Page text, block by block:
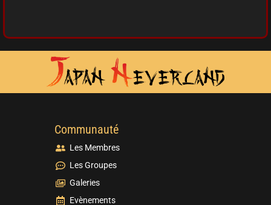
Communauté
Les Membres
Les Groupes
Galeries
Evènements